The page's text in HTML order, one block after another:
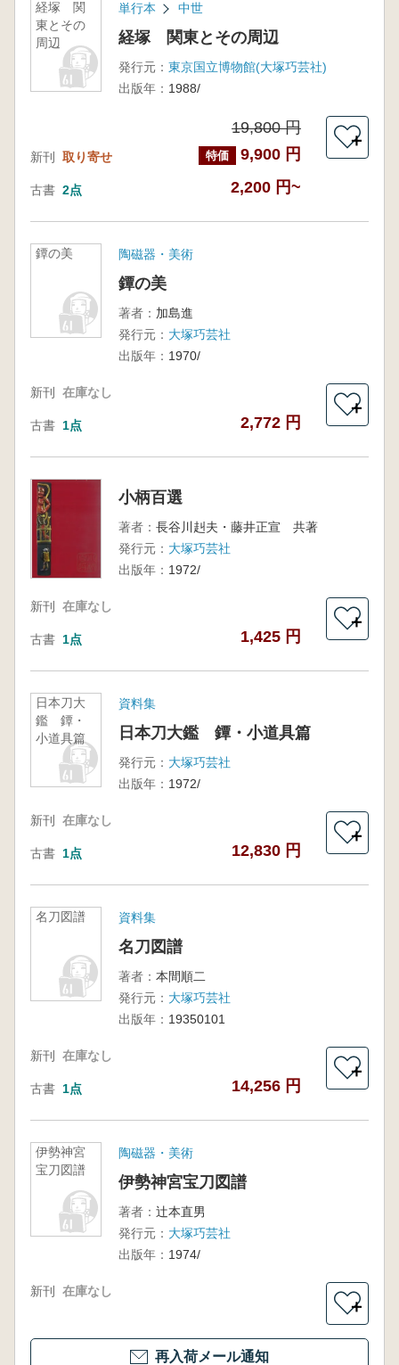
経塚 関
東とその
周辺
単行本 中世
経塚 関東とその周辺
発行元： 東京国立博物館(大塚巧芸社)
出版年： 1988/
新刊 取り寄せ
19,800 円
特価 9,900 円
古書 2点 2,200 円~
＋
鐔の美 陶磁器・美術
鐔の美
著者： 加島進
発行元： 大塚巧芸社
出版年： 1970/
新刊 在庫なし
古書 1点 2,772 円
＋
小柄百選
著者： 長谷川赳夫・藤井正宣 共著
発行元： 大塚巧芸社
出版年： 1972/
新刊 在庫なし
古書 1点 1,425 円
＋
日本刀大
鑑 鐔・
小道具篇
資料集
日本刀大鑑 鐔・小道具篇
発行元： 大塚巧芸社
出版年： 1972/
新刊 在庫なし
古書 1点 12,830 円
＋
名刀図譜 資料集
名刀図譜
著者： 本間順二
発行元： 大塚巧芸社
出版年： 19350101
新刊 在庫なし
古書 1点 14,256 円
＋
伊勢神宮
宝刀図譜
陶磁器・美術
伊勢神宮宝刀図譜
著者： 辻本直男
発行元： 大塚巧芸社
出版年： 1974/
新刊 在庫なし
＋
再入荷メール通知